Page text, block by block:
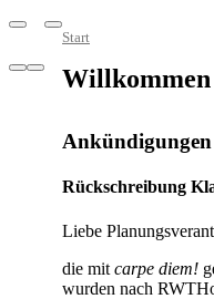
Start
Willkommen
Ankündigungen
Rückschreibung
Liebe
die mit carpe diem!
wurden nach